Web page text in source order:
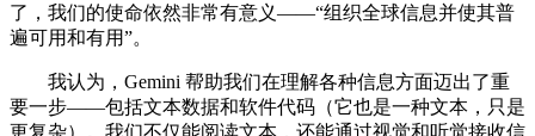
了，我们的使命依然非常有意义——“组织全球信息并使其普
遍可用和有用”。
我认为，Gemini 帮助我们在理解各种信息方面迈出了重
要一步——包括文本数据和软件代码（它也是一种文本，只是
更复杂）。我们不仅能阅读文本，还能通过视觉和听觉接收信